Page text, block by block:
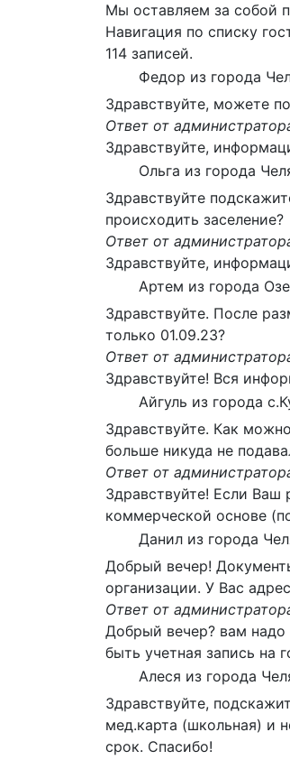
Мы оставляем за собой
Навигация по списку
114 записей.
Федор из города
Здравствуйте, можете
Ответ от
Здравствуйте,
Ольга из города
Здравствуйте
происходить заселение?
Ответ от
Здравствуйте,
Артем из города
Здравствуйте. После
только 01.09.23?
Ответ от
Здравствуйте! Вся
Айгуль из города
Здравствуйте. Как
больше никуда не
Ответ от
Здравствуйте! Если Ваш
коммерческой основе
Данил из города
Добрый вечер!
организации. У Вас
Ответ от
Добрый вечер? вам надо
быть учетная запись на
Алеся из города
Здравствуйте,
мед.карта (школьная) и
срок. Спасибо!